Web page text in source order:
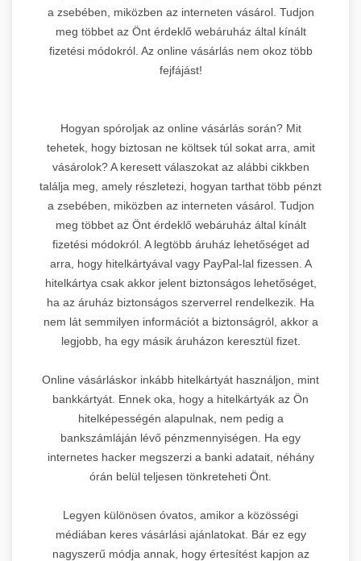
a zsebében, miközben az interneten vásárol. Tudjon
meg többet az Önt érdeklő webáruház által kínált
fizetési módokról. Az online vásárlás nem okoz több
fejfájást!
Hogyan spóroljak az online vásárlás során? Mit
tehetek, hogy biztosan ne költsek túl sokat arra, amit
vásárolok? A keresett válaszokat az alábbi cikkben
találja meg, amely részletezi, hogyan tarthat több pénzt
a zsebében, miközben az interneten vásárol. Tudjon
meg többet az Önt érdeklő webáruház által kínált
fizetési módokról. A legtöbb áruház lehetőséget ad
arra, hogy hitelkártyával vagy PayPal-lal fizessen. A
hitelkártya csak akkor jelent biztonságos lehetőséget,
ha az áruház biztonságos szerverrel rendelkezik. Ha
nem lát semmilyen információt a biztonságról, akkor a
legjobb, ha egy másik áruházon keresztül fizet.
Online vásárláskor inkább hitelkártyát használjon, mint
bankkártyát. Ennek oka, hogy a hitelkártyák az Ön
hitelképességén alapulnak, nem pedig a
bankszámláján lévő pénzmennyiségen. Ha egy
internetes hacker megszerzi a banki adatait, néhány
órán belül teljesen tönkreteheti Önt.
Legyen különösen óvatos, amikor a közösségi
médiában keres vásárlási ajánlatokat. Bár ez egy
nagyszerű módja annak, hogy értesítést kapjon az